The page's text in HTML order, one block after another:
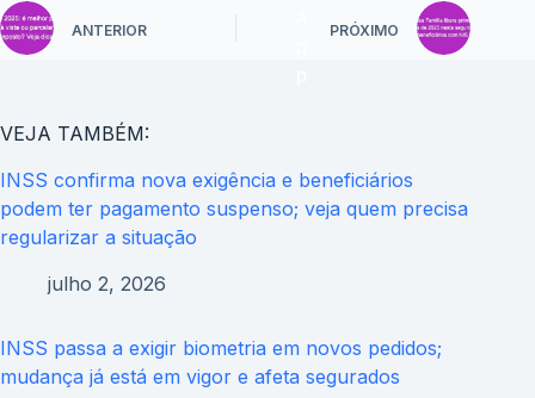
ANTERIOR PRÓXIMO
VEJA TAMBÉM:
INSS confirma nova exigência e beneficiários
podem ter pagamento suspenso; veja quem precisa
regularizar a situação
julho 2, 2026
INSS passa a exigir biometria em novos pedidos;
mudança já está em vigor e afeta segurados